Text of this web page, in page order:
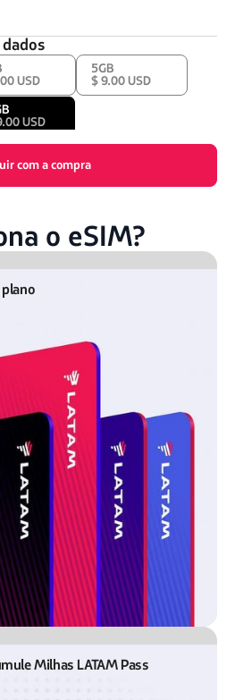
USD
5GB
$ 9.00 USD
USD
com a compra
o eSIM?
Milhas LATAM Pass